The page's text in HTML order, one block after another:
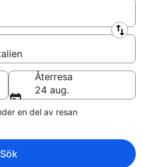
Återresa
24 aug.
en del av resan
Sök